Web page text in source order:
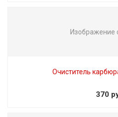
Изображение
Очиститель
370